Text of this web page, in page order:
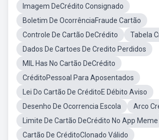
Imagem DeCrédito Consignado
Boletim De OcorrênciaFraude Cartão
Controle De Cartão DeCrédito
Tabela
Dados De Cartoes De Credito Perdidos
MIL Has No Cartão DeCrédito
CréditoPessoal Para Aposentados
Lei Do Cartão De CréditoE Débito Aviso
Desenho De Ocorrencia Escola
Arco
Limite De Cartão DeCrédito No App Meme
Cartão De CréditoClonado Válido